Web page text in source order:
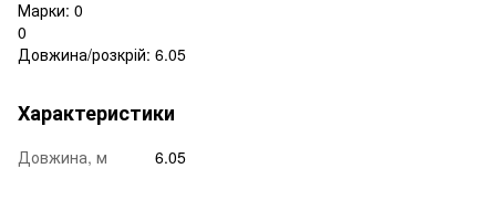
Марки: 0
0
Довжина/розкрій: 6.05
Характеристики
Довжина, м 6.05